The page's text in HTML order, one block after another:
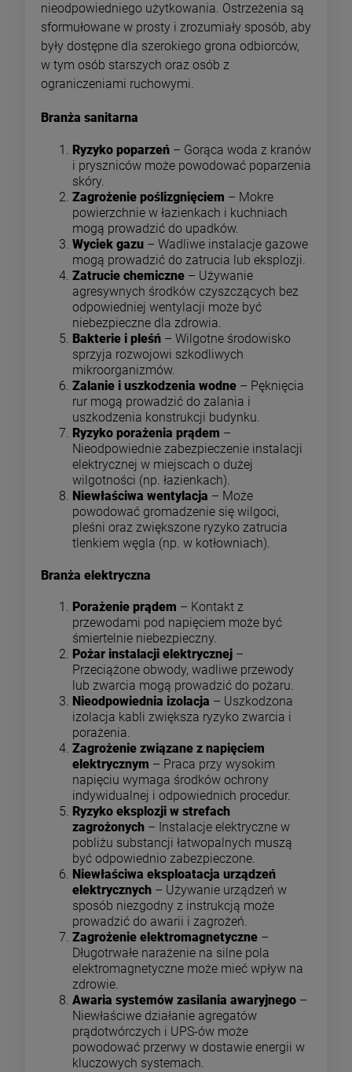
nieodpowiedniego użytkowania. Ostrzeżenia są
sformułowane w prosty i zrozumiały sposób, aby
były dostępne dla szerokiego grona odbiorców,
w tym osób starszych oraz osób z
ograniczeniami ruchowymi.
Branża sanitarna
Ryzyko poparzeń – Gorąca woda z kranów
i pryszniców może powodować poparzenia
skóry.
Zagrożenie poślizgnięciem – Mokre
powierzchnie w łazienkach i kuchniach
mogą prowadzić do upadków.
Wyciek gazu – Wadliwe instalacje gazowe
mogą prowadzić do zatrucia lub eksplozji.
Zatrucie chemiczne – Używanie
agresywnych środków czyszczących bez
odpowiedniej wentylacji może być
niebezpieczne dla zdrowia.
Bakterie i pleśń – Wilgotne środowisko
sprzyja rozwojowi szkodliwych
mikroorganizmów.
Zalanie i uszkodzenia wodne – Pęknięcia
rur mogą prowadzić do zalania i
uszkodzenia konstrukcji budynku.
Ryzyko porażenia prądem –
Nieodpowiednie zabezpieczenie instalacji
elektrycznej w miejscach o dużej
wilgotności (np. łazienkach).
Niewłaściwa wentylacja – Może
powodować gromadzenie się wilgoci,
pleśni oraz zwiększone ryzyko zatrucia
tlenkiem węgla (np. w kotłowniach).
Branża elektryczna
Porażenie prądem – Kontakt z
przewodami pod napięciem może być
śmiertelnie niebezpieczny.
Pożar instalacji elektrycznej –
Przeciążone obwody, wadliwe przewody
lub zwarcia mogą prowadzić do pożaru.
Nieodpowiednia izolacja – Uszkodzona
izolacja kabli zwiększa ryzyko zwarcia i
porażenia.
Zagrożenie związane z napięciem
elektrycznym – Praca przy wysokim
napięciu wymaga środków ochrony
indywidualnej i odpowiednich procedur.
Ryzyko eksplozji w strefach
zagrożonych – Instalacje elektryczne w
pobliżu substancji łatwopalnych muszą
być odpowiednio zabezpieczone.
Niewłaściwa eksploatacja urządzeń
elektrycznych – Używanie urządzeń w
sposób niezgodny z instrukcją może
prowadzić do awarii i zagrożeń.
Zagrożenie elektromagnetyczne –
Długotrwałe narażenie na silne pola
elektromagnetyczne może mieć wpływ na
zdrowie.
Awaria systemów zasilania awaryjnego –
Niewłaściwe działanie agregatów
prądotwórczych i UPS-ów może
powodować przerwy w dostawie energii w
kluczowych systemach.